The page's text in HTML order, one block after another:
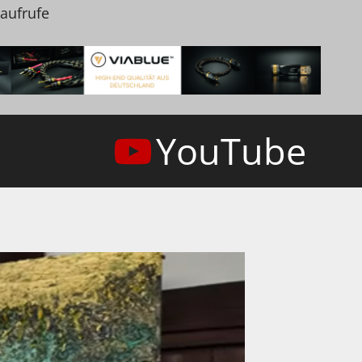
YouTube